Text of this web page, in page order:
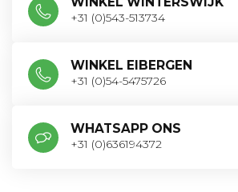
+31 (0)543-513734
WINKEL EIBERGEN
+31 (0)54-5475726
WHATSAPP ONS
+31 (0)636194372